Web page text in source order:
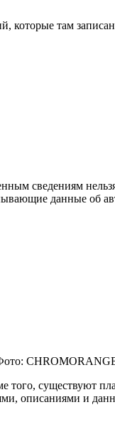
там
сведениям
данные об
существуют
описаниями и